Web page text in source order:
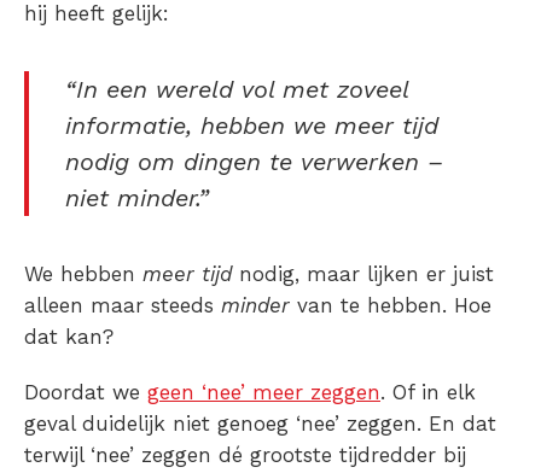
hij heeft gelijk:
“In een wereld vol met zoveel
informatie, hebben we meer tijd
nodig om dingen te verwerken –
niet minder.”
We hebben meer tijd nodig, maar lijken er juist
alleen maar steeds minder van te hebben. Hoe
dat kan?
Doordat we geen ‘nee’ meer zeggen. Of in elk
geval duidelijk niet genoeg ‘nee’ zeggen. En dat
terwijl ‘nee’ zeggen dé grootste tijdredder bij